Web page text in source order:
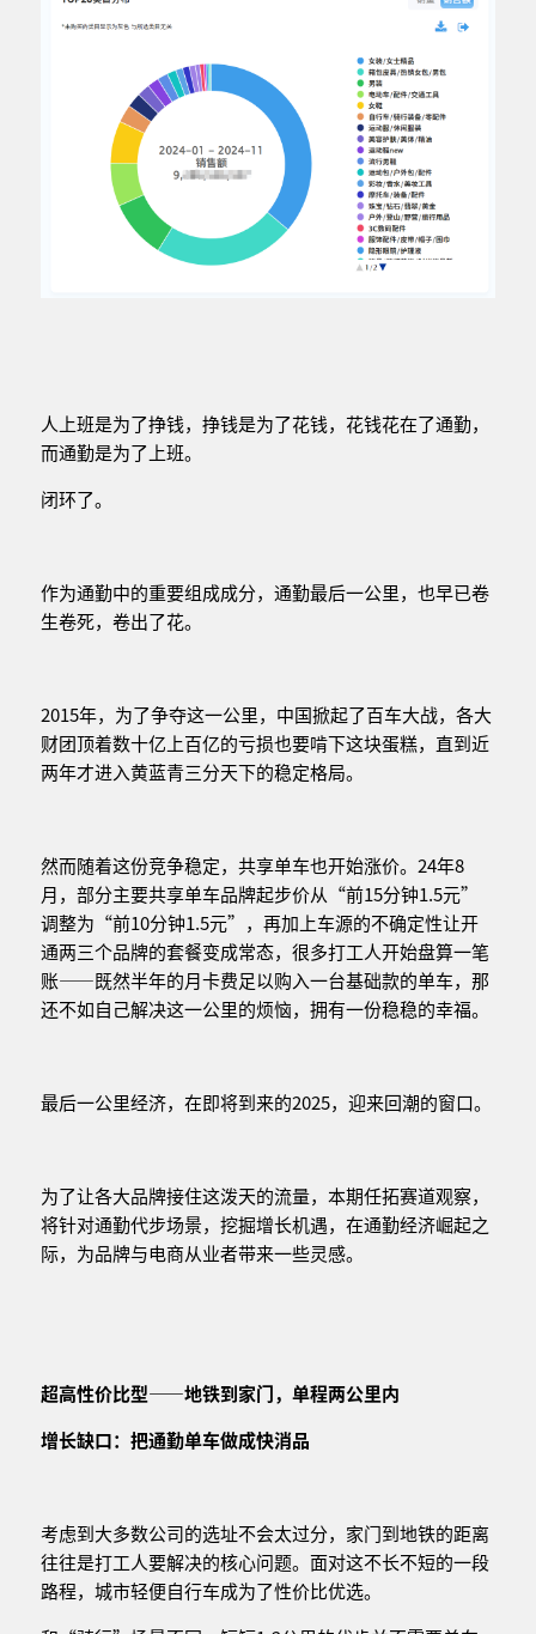
人上班是为了挣钱，挣钱是为了花钱，花钱花在了通勤，
而通勤是为了上班。
闭环了。
作为通勤中的重要组成成分，通勤最后一公里，也早已卷
生卷死，卷出了花。
2015年，为了争夺这一公里，中国掀起了百车大战，各大
财团顶着数十亿上百亿的亏损也要啃下这块蛋糕，直到近
两年才进入黄蓝青三分天下的稳定格局。
然而随着这份竞争稳定，共享单车也开始涨价。24年8
月，部分主要共享单车品牌起步价从“前15分钟1.5元”
调整为“前10分钟1.5元”，再加上车源的不确定性让开
通两三个品牌的套餐变成常态，很多打工人开始盘算一笔
账——既然半年的月卡费足以购入一台基础款的单车，那
还不如自己解决这一公里的烦恼，拥有一份稳稳的幸福。
最后一公里经济，在即将到来的2025，迎来回潮的窗口。
为了让各大品牌接住这泼天的流量，本期任拓赛道观察，
将针对通勤代步场景，挖掘增长机遇，在通勤经济崛起之
际，为品牌与电商从业者带来一些灵感。
超高性价比型——地铁到家门，单程两公里内
增长缺口：把通勤单车做成快消品
考虑到大多数公司的选址不会太过分，家门到地铁的距离
往往是打工人要解决的核心问题。面对这不长不短的一段
路程，城市轻便自行车成为了性价比优选。